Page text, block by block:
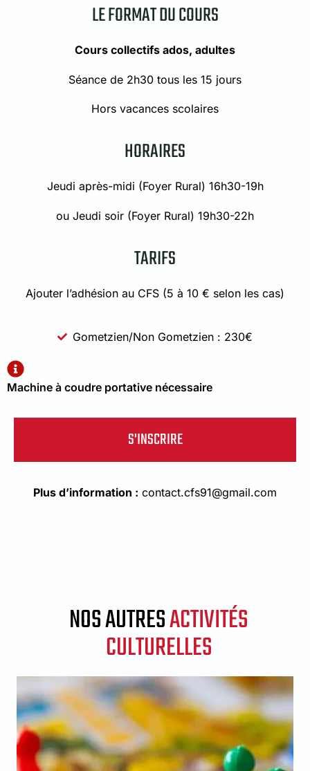
LE FORMAT DU COURS
Cours collectifs ados, adultes
Séance de 2h30 tous les 15 jours
Hors vacances scolaires
HORAIRES
Jeudi après-midi (Foyer Rural) 16h30-19h
ou Jeudi soir (Foyer Rural) 19h30-22h
TARIFS
Ajouter l’adhésion au CFS (5 à 10 € selon les cas)
Gometzien/Non Gometzien : 230€
Machine à coudre portative nécessaire
S'INSCRIRE
Plus d’information : contact.cfs91@gmail.com
NOS AUTRESACTIVITÉS
CULTURELLES